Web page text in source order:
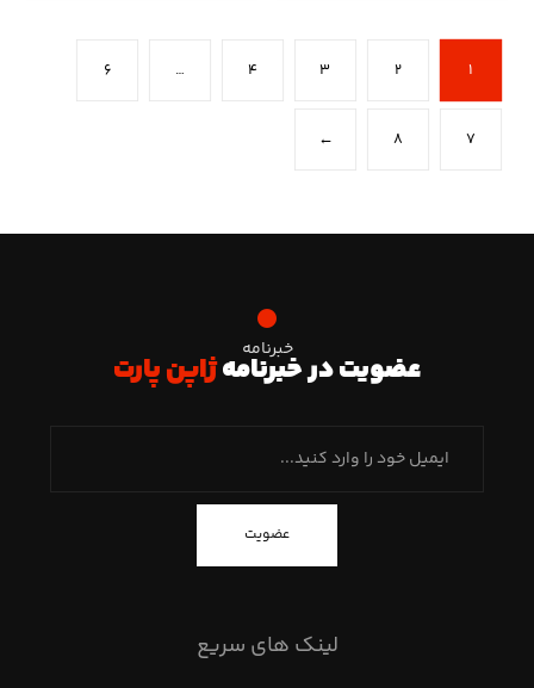
۱ ۲ ۳ ۴ … ۶
۷ ۸ ←
خبرنامه
عضویت در خبرنامهژاپن پارت
عضویت
لینک های سریع